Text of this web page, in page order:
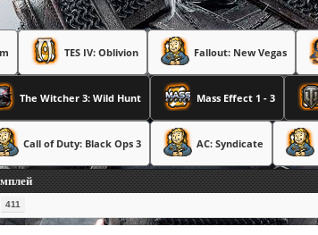
TES IV: Oblivion Fallout: New Vegas
The Witcher 3: Wild Hunt Mass Effect 1 - 3
Call of Duty: Black Ops 3 AC: Syndicate
411